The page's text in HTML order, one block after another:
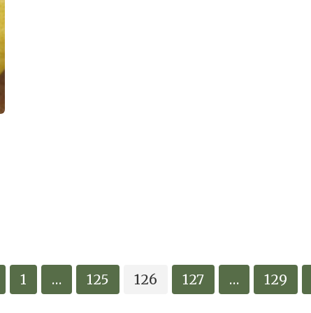
1 … 125 126 127 … 129